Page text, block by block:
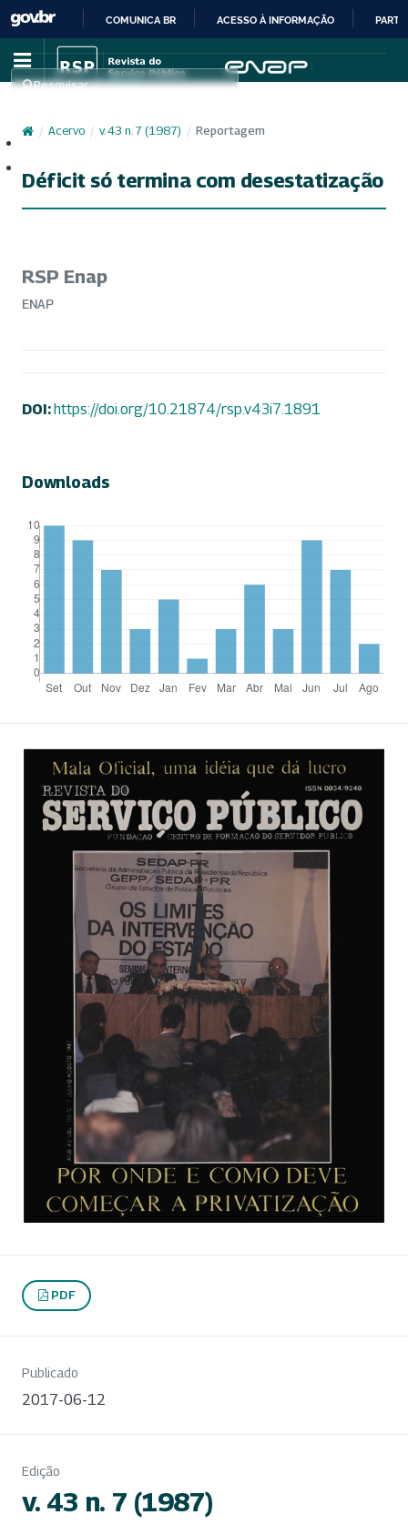
IR
PARA
CONTEÚDO
COMUNICA BR ACESSO À INFORMAÇÃO
Pesquisar
/ Acervo / v. 43 n. 7 (1987) / Reportagem
Déficit só termina com desestatização
RSP Enap
ENAP
DOI:https://doi.org/10.21874/rsp.v43i7.1891
Downloads
PDF
Publicado
2017-06-12
Edição
v. 43 n. 7 (1987)